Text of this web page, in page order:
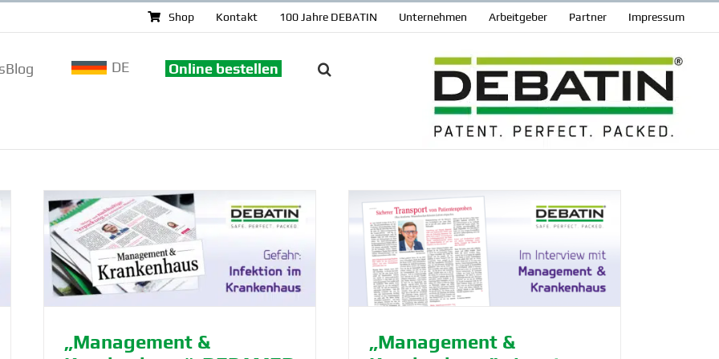
Shop Kontakt 100 Jahre DEBATIN Unter­nehmen Arbeit­geber Partner Impressum
DE Online bestellen
„Management &
„Management & Krankenhaus” nimmt
DEBATIN in den Fokus
DEBATIN Lösung NewsBlog Presse
„Management &